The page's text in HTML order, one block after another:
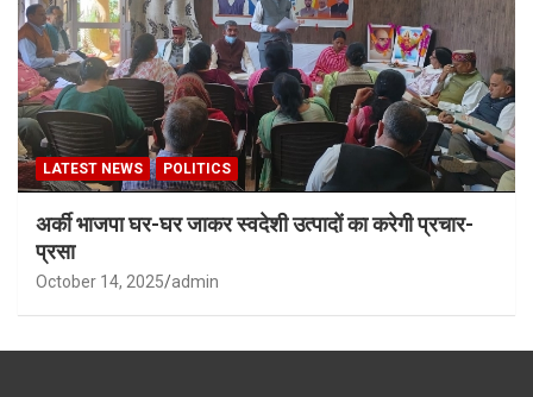
LATEST NEWS POLITICS
अर्की भाजपा घर-घर जाकर स्वदेशी उत्पादों का करेगी प्रचार-
प्रसा
October 14, 2025 admin